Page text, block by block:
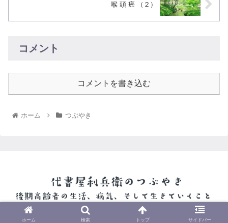
喉 頭 癌 （２）
コメント
コメントを書き込む
ホーム つぶやき
© 2022 代書屋利兵衛のつぶやき.
ホーム 検索 トップ サイドバー